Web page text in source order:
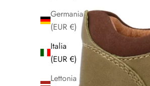
Germania
(EUR €)
Italia
(EUR €)
Lettonia